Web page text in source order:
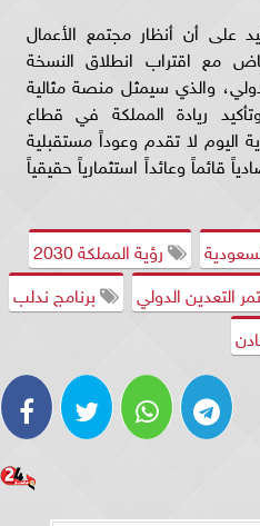
على أن أنظار مجتمع الأعمال
مع اقتراب انطلاق النسخة
والذي سيمثل منصة مثالية
ريادة المملكة في قطاع
اليوم لا تقدم وعوداً مستقبلية
قائماً وعائداً استثمارياً حقيقياً
رؤية المملكة 2030
التعدين الدولي
برنامج ندلب